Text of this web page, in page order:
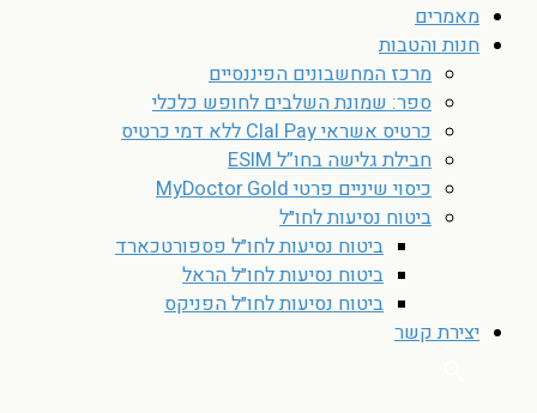
מאמרים
חנות והטבות
מרכז המחשבונים הפיננסיים
ספר: שמונת השלבים לחופש כלכלי
כרטיס אשראי Clal Pay ללא דמי כרטיס
חבילת גלישה בחו”ל ESIM
כיסוי שיניים פרטי MyDoctor Gold
ביטוח נסיעות לחו״ל
ביטוח נסיעות לחו״ל פספורטכארד
ביטוח נסיעות לחו״ל הראל
ביטוח נסיעות לחו״ל הפניקס
יצירת קשר